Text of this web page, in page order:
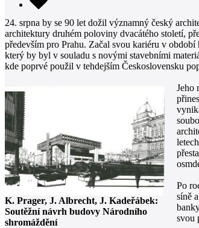
24. srpna by se 90 let dožil významný český
architektury druhém poloviny dvacátého století,
především pro Prahu. Začal svou kariéru v
který by byl v souladu s novými stavebními
kde poprvé použil v tehdejším Československu
K. Prager, J. Albrecht, J. Kadeřábek:
Soutěžní návrh budovy Národního
shromáždění
Jeho
Po
síně
svou